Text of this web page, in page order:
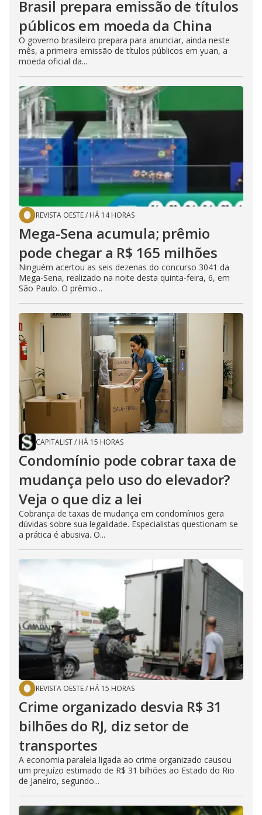
Brasil prepara emissão de títulos
públicos em moeda da China
O governo brasileiro prepara para anunciar, ainda neste
mês, a primeira emissão de títulos públicos em yuan, a
moeda oficial da...
REVISTA OESTE/ HÁ 14 HORAS
Mega-Sena acumula; prêmio
pode chegar a R$ 165 milhões
Ninguém acertou as seis dezenas do concurso 3041 da
Mega-Sena, realizado na noite desta quinta-feira, 6, em
São Paulo. O prêmio...
CAPITALIST/ HÁ 15 HORAS
Condomínio pode cobrar taxa de
mudança pelo uso do elevador?
Veja o que diz a lei
Cobrança de taxas de mudança em condomínios gera
dúvidas sobre sua legalidade. Especialistas questionam se
a prática é abusiva. O...
REVISTA OESTE/ HÁ 15 HORAS
Crime organizado desvia R$ 31
bilhões do RJ, diz setor de
transportes
A economia paralela ligada ao crime organizado causou
um prejuízo estimado de R$ 31 bilhões ao Estado do Rio
de Janeiro, segundo...